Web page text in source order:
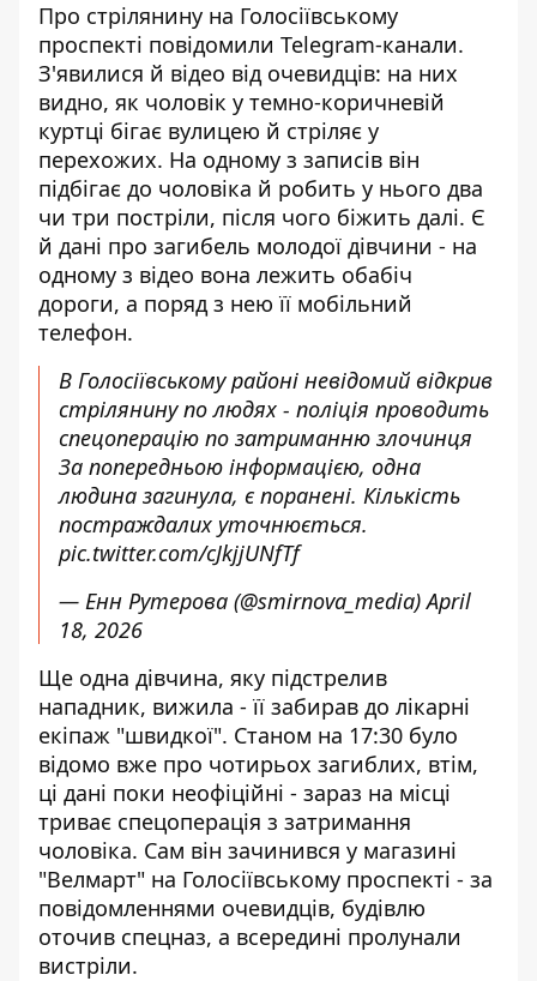
Про стрілянину на Голосіївському
проспекті повідомили Telegram-канали.
З'явилися й відео від очевидців: на них
видно, як чоловік у темно-коричневій
куртці бігає вулицею й стріляє у
перехожих. На одному з записів він
підбігає до чоловіка й робить у нього два
чи три постріли, після чого біжить далі. Є
й дані про загибель молодої дівчини - на
одному з відео вона лежить обабіч
дороги, а поряд з нею її мобільний
телефон.
В Голосіївському районі невідомий відкрив
стрілянину по людях - поліція проводить
спецоперацію по затриманню злочинця
За попередньою інформацією, одна
людина загинула, є поранені. Кількість
постраждалих уточнюється.
pic.twitter.com/cJkjjUNfTf
— Енн Рутерова (@smirnova_media)April
18, 2026
Ще одна дівчина, яку підстрелив
нападник, вижила - її забирав до лікарні
екіпаж "швидкої". Станом на 17:30 було
відомо вже про чотирьох загиблих, втім,
ці дані поки неофіційні - зараз на місці
триває спецоперація з затримання
чоловіка. Сам він зачинився у магазині
"Велмарт" на Голосіївському проспекті - за
повідомленнями очевидців, будівлю
оточив спецназ, а всередині пролунали
вистріли.